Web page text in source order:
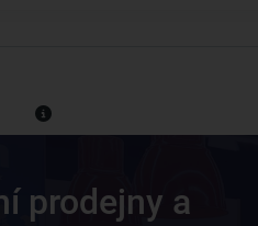
prodejny a